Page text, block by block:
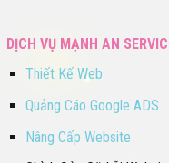
DỊCH VỤ MẠNH AN
Thiết Kế Web
Quảng Cáo Google ADS
Nâng Cấp Website